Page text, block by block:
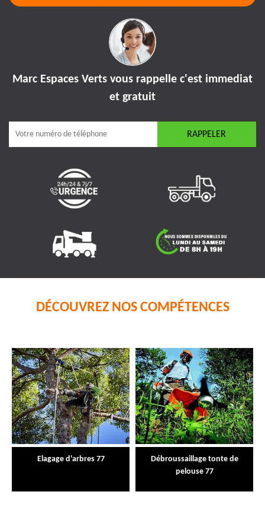
Marc Espaces Verts vous rappelle c'est immediat
et gratuit
DÉCOUVREZ NOS COMPÉTENCES
Elagage d'arbres 77
Débroussaillage tonte de
pelouse 77